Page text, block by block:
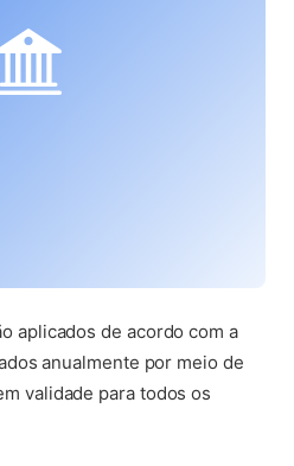
aplicados de acordo com a
anualmente por meio de
validade para todos os